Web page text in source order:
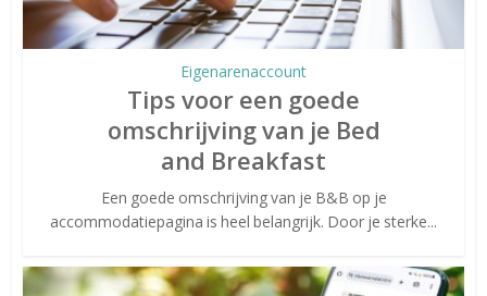
Eigenarenaccount
Tips voor een goede
omschrijving van je Bed
and Breakfast
Een goede omschrijving van je B&B op je
accommodatiepagina is heel belangrijk. Door je sterke...